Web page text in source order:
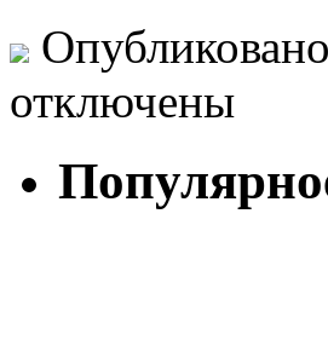
отключены